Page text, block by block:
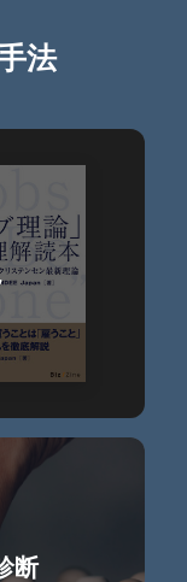
法
断